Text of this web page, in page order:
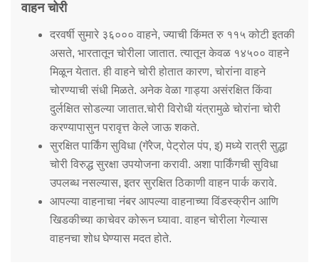
वाहन चोरी
दरवर्षी सुमारे ३६००० वाहने, ज्याची किंमत रु ११५ कोटी इतकी
असते, भारतातून चोरीला जातात. त्यातून केवळ १४५०० वाहने
मिळून येतात. ही वाहने चोरी होतात कारण, चोरांना वाहने
चोरण्याची संधी मिळते. अनेक वेळा गाड्या असंरक्षित किंवा
दुर्लक्षित सोडल्या जातात.चोरी विरोधी यंत्रामुळे चोरांना चोरी
करण्यापासुन परावृत्त केले जाऊ शकते.
सुरक्षित पार्किंग सुविधा (गॅरेज, पेट्रोल पंप, इ) मध्ये रात्री सुद्धा
चोरी विरुद्ध सुरक्षा उपयोजना करावी. अशा पार्किंगची सुविधा
उपलब्ध नसल्यास, इतर सुरक्षित ठिकाणी वाहन पार्क करावे.
आपल्या वाहनाचा नंबर आपल्या वाहनाच्या विंडस्क्रीन आणि
खिडकीच्या काचेवर कोरून घ्यावा. वाहन चोरीला गेल्यास
वाहनचा शोध घेण्यास मदत होते.